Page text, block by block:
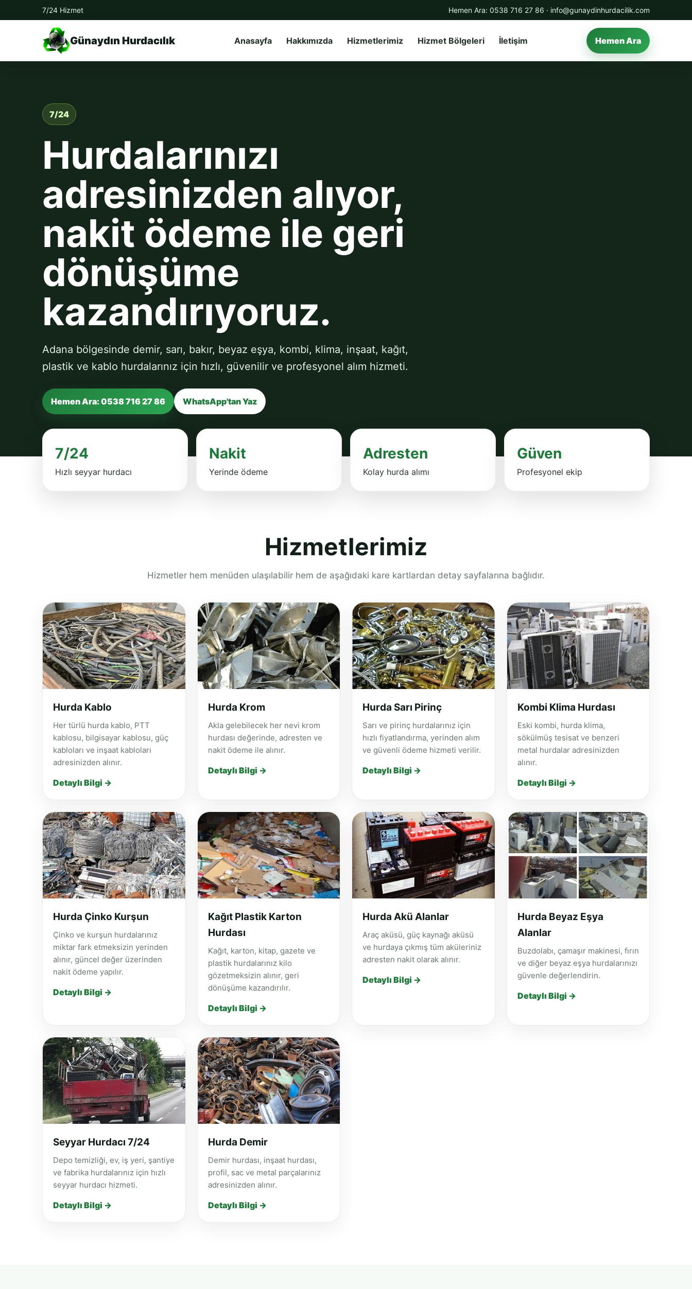
7/24 Hizmet Hemen Ara: 0538 716 27 86 · info@gunaydinhurdacilik.com
Günaydın Hurdacılık Anasayfa Hakkımızda Hizmetlerimiz Hizmet Bölgeleri İletişim Hemen Ara
7/24
Hurdalarınızı
adresinizden alıyor,
nakit ödeme ile geri
dönüşüme
kazandırıyoruz.
Adana bölgesinde demir, sarı, bakır, beyaz eşya, kombi, klima, inşaat, kağıt,
plastik ve kablo hurdalarınız için hızlı, güvenilir ve profesyonel alım hizmeti.
Hemen Ara: 0538 716 27 86 WhatsApp'tan Yaz
7/24
Hızlı seyyar hurdacı
Nakit
Yerinde ödeme
Adresten
Kolay hurda alımı
Güven
Profesyonel ekip
Hizmetlerimiz
Hizmetler hem menüden ulaşılabilir hem de aşağıdaki kare kartlardan detay sayfalarına bağlıdır.
Hurda Kablo
Her türlü hurda kablo, PTT
kablosu, bilgisayar kablosu, güç
kabloları ve inşaat kabloları
adresinizden alınır.
Detaylı Bilgi →
Hurda Krom
Akla gelebilecek her nevi krom
hurdası değerinde, adresten ve
nakit ödeme ile alınır.
Detaylı Bilgi →
Hurda Sarı Pirinç
Sarı ve pirinç hurdalarınız için
hızlı fiyatlandırma, yerinden alım
ve güvenli ödeme hizmeti verilir.
Detaylı Bilgi →
Kombi Klima Hurdası
Eski kombi, hurda klima,
sökülmüş tesisat ve benzeri
metal hurdalar adresinizden
alınır.
Detaylı Bilgi →
Hurda Çinko Kurşun
Çinko ve kurşun hurdalarınız
miktar fark etmeksizin yerinden
alınır, güncel değer üzerinden
nakit ödeme yapılır.
Detaylı Bilgi →
Kağıt Plastik Karton
Hurdası
Kağıt, karton, kitap, gazete ve
plastik hurdalarınız kilo
gözetmeksizin alınır, geri
dönüşüme kazandırılır.
Detaylı Bilgi →
Hurda Akü Alanlar
Araç aküsü, güç kaynağı aküsü
ve hurdaya çıkmış tüm aküleriniz
adresten nakit olarak alınır.
Detaylı Bilgi →
Hurda Beyaz Eşya
Alanlar
Buzdolabı, çamaşır makinesi, fırın
ve diğer beyaz eşya hurdalarınızı
güvenle değerlendirin.
Detaylı Bilgi →
Seyyar Hurdacı 7/24
Depo temizliği, ev, iş yeri, şantiye
ve fabrika hurdalarınız için hızlı
seyyar hurdacı hizmeti.
Detaylı Bilgi →
Hurda Demir
Demir hurdası, inşaat hurdası,
profil, sac ve metal parçalarınız
adresinizden alınır.
Detaylı Bilgi →